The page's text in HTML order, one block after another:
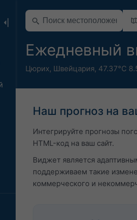
Ежедневный
Цюрих, Швейцария, 47.37°С
Наш прогноз на
Интегрируйте прогнозы
HTML-код на ваш сайт.
Виджет является
поддерживаем такие
коммерческого и